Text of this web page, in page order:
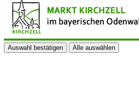
Auswahl bestätigen Alle auswählen